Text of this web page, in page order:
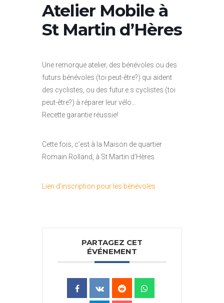
Atelier Mobile à
St Martin d’Hères
Une remorque atelier, des bénévoles ou des
futurs bénévoles (toi peut-être?) qui aident
des cyclistes, ou des futur.e.s cyclistes (toi
peut-être?) à réparer leur vélo…
Recette garantie réussie!
Cette fois, c’est à la Maison de quartier
Romain Rolland, à St Martin d’Hères
Lien d’inscription pour les bénévoles
PARTAGEZ CET
ÉVÉNEMENT